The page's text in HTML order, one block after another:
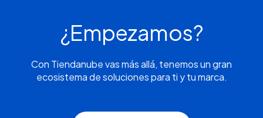
¿Empezamos?
Con Tiendanube vas más allá, tenemos un gran
ecosistema de soluciones para ti y tu marca.